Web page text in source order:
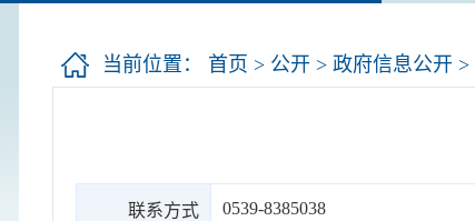
当前位置： 首页 > 公开 > 政府信息公开 >
联系方式 0539-8385038